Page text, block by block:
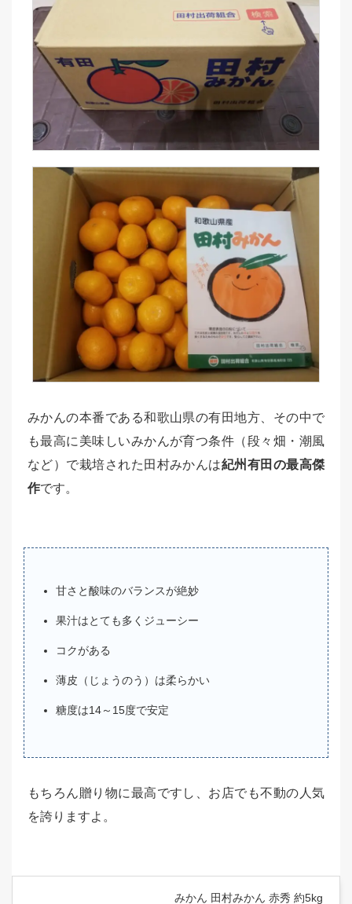
みかんの本番である和歌山県の有田地方、その中で
も最高に美味しいみかんが育つ条件（段々畑・潮風
など）で栽培された田村みかんは紀州有田の最高傑
作です。
甘さと酸味のバランスが絶妙
果汁はとても多くジューシー
コクがある
薄皮（じょうのう）は柔らかい
糖度は14～15度で安定
もちろん贈り物に最高ですし、お店でも不動の人気
を誇りますよ。
みかん 田村みかん 赤秀 約5kg